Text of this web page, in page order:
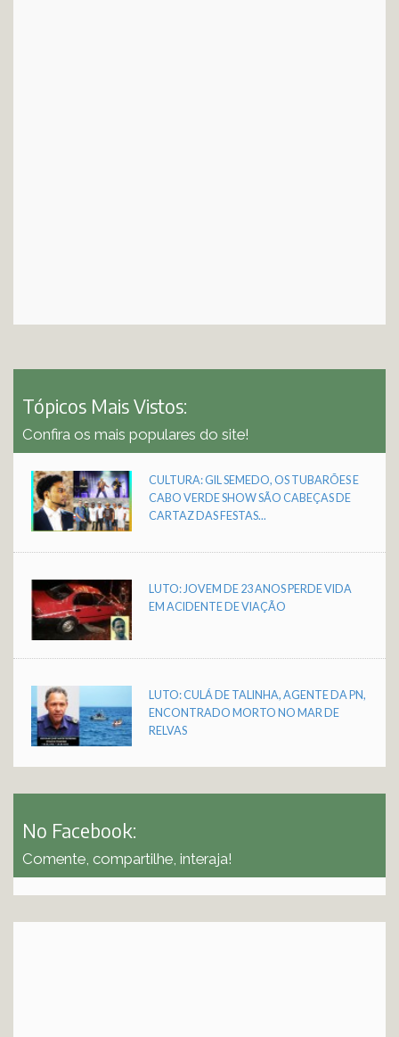
Tópicos Mais Vistos:
Confira os mais populares do site!
CULTURA: GIL SEMEDO, OS TUBARÕES E
CABO VERDE SHOW SÃO CABEÇAS DE
CARTAZ DAS FESTAS...
LUTO: JOVEM DE 23 ANOS PERDE VIDA
EM ACIDENTE DE VIAÇÃO
LUTO: CULÁ DE TALINHA, AGENTE DA PN,
ENCONTRADO MORTO NO MAR DE
RELVAS
No Facebook:
Comente, compartilhe, interaja!